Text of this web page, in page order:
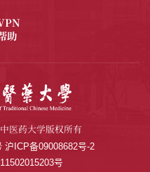
助
医药大学版权所有
沪ICP备09008682号-2
号